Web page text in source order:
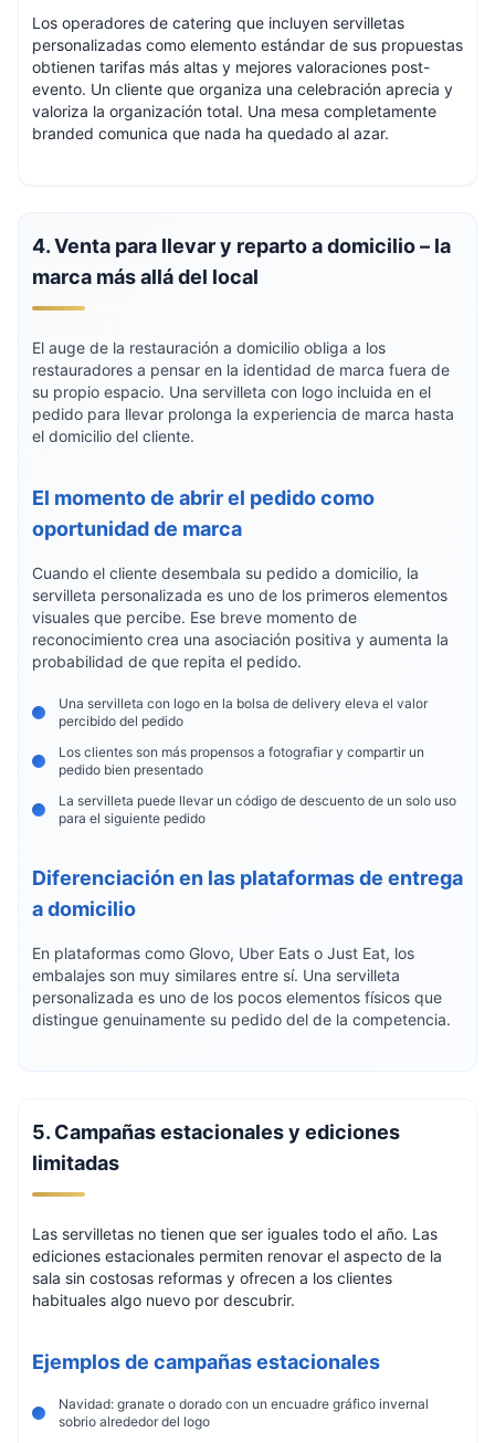
Los operadores de catering que incluyen servilletas
personalizadas como elemento estándar de sus propuestas
obtienen tarifas más altas y mejores valoraciones post-
evento. Un cliente que organiza una celebración aprecia y
valoriza la organización total. Una mesa completamente
branded comunica que nada ha quedado al azar.
4. Venta para llevar y reparto a domicilio – la
marca más allá del local
El auge de la restauración a domicilio obliga a los
restauradores a pensar en la identidad de marca fuera de
su propio espacio. Una servilleta con logo incluida en el
pedido para llevar prolonga la experiencia de marca hasta
el domicilio del cliente.
El momento de abrir el pedido como
oportunidad de marca
Cuando el cliente desembala su pedido a domicilio, la
servilleta personalizada es uno de los primeros elementos
visuales que percibe. Ese breve momento de
reconocimiento crea una asociación positiva y aumenta la
probabilidad de que repita el pedido.
Una servilleta con logo en la bolsa de delivery eleva el valor
percibido del pedido
Los clientes son más propensos a fotografiar y compartir un
pedido bien presentado
La servilleta puede llevar un código de descuento de un solo uso
para el siguiente pedido
Diferenciación en las plataformas de entrega
a domicilio
En plataformas como Glovo, Uber Eats o Just Eat, los
embalajes son muy similares entre sí. Una servilleta
personalizada es uno de los pocos elementos físicos que
distingue genuinamente su pedido del de la competencia.
5. Campañas estacionales y ediciones
limitadas
Las servilletas no tienen que ser iguales todo el año. Las
ediciones estacionales permiten renovar el aspecto de la
sala sin costosas reformas y ofrecen a los clientes
habituales algo nuevo por descubrir.
Ejemplos de campañas estacionales
Navidad: granate o dorado con un encuadre gráfico invernal
sobrio alrededor del logo